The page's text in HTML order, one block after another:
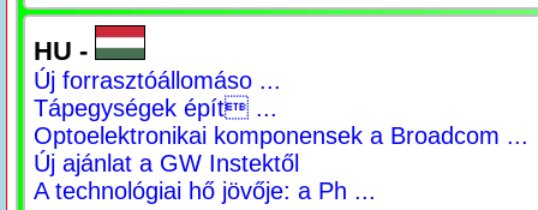
HU -
Új forrasztóállomáso ...
Tápegységek épít ...
Optoelektronikai komponensek a Broadcom ...
Új ajánlat a GW Instektől
A technológiai hő jövője: a Ph ...